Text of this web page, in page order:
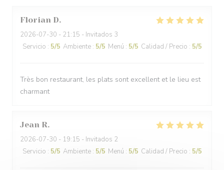
Florian D
2026-07-30 - 21:15 - Invitados 3
Servicio : 5/5 Ambiente : 5/5 Menú : 5/5 Calidad / Precio : 5/5
Très bon restaurant, les plats sont excellent et le lieu est
charmant
Jean R
2026-07-30 - 19:15 - Invitados 2
Servicio : 5/5 Ambiente : 5/5 Menú : 5/5 Calidad / Precio : 5/5